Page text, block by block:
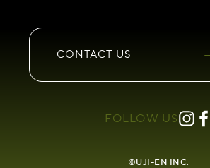
CONTACT US
FOLLOW US
©UJI-EN INC.